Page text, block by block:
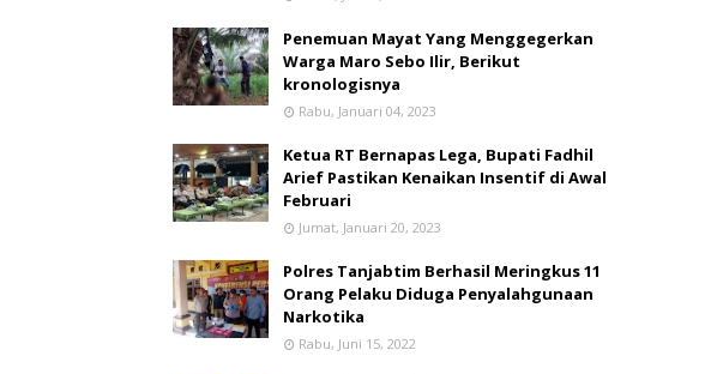
Penemuan Mayat Yang Menggegerkan
Warga Maro Sebo Ilir, Berikut
kronologisnya
Rabu, Januari 04, 2023
Ketua RT Bernapas Lega, Bupati Fadhil
Arief Pastikan Kenaikan Insentif di Awal
Februari
Jumat, Januari 20, 2023
Polres Tanjabtim Berhasil Meringkus 11
Orang Pelaku Diduga Penyalahgunaan
Narkotika
Rabu, Juni 15, 2022